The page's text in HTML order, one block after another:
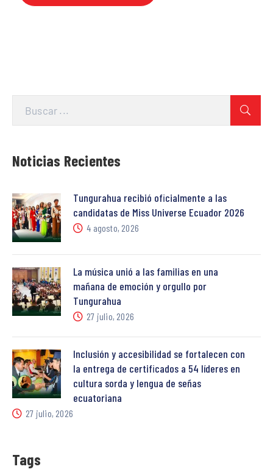
Noticias Recientes
Tungurahua recibió oficialmente a las
candidatas de Miss Universe Ecuador 2026
4 agosto, 2026
La música unió a las familias en una
mañana de emoción y orgullo por
Tungurahua
27 julio, 2026
Inclusión y accesibilidad se fortalecen con
la entrega de certificados a 54 líderes en
cultura sorda y lengua de señas
ecuatoriana
27 julio, 2026
Tags